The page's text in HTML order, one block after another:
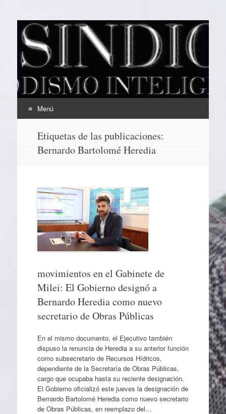
EL SINDICAL
Periodismo Inteligente
Menú
contenido
Etiquetas de las publicaciones:
Bernardo Bartolomé Heredia
movimientos en el Gabinete de
Milei: El Gobierno designó a
Bernardo Heredia como nuevo
secretario de Obras Públicas
En el mismo documento, el Ejecutivo también
dispuso la renuncia de Heredia a su anterior función
como subsecretario de Recursos Hídricos,
dependiente de la Secretaría de Obras Públicas,
cargo que ocupaba hasta su reciente designación.
El Gobierno oficializó este jueves la designación de
Bernardo Bartolomé Heredia como nuevo secretario
de Obras Públicas, en reemplazo del…